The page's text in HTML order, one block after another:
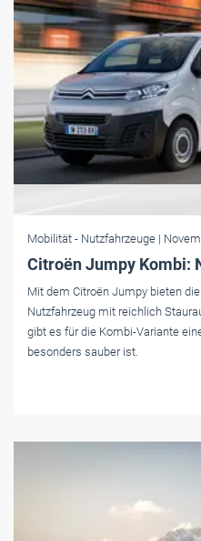
Mobilität - Nutzfahrzeuge |
Citroën Jumpy Kombi:
Mit dem Citroën Jumpy bieten
Nutzfahrzeug mit reichlich
gibt es für die Kombi-Variante
besonders sauber ist.